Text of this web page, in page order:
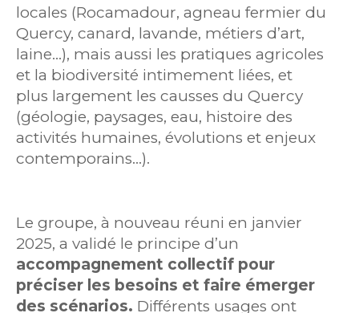
locales (Rocamadour, agneau fermier du
Quercy, canard, lavande, métiers d’art,
laine…), mais aussi les pratiques agricoles
et la biodiversité intimement liées, et
plus largement les causses du Quercy
(géologie, paysages, eau, histoire des
activités humaines, évolutions et enjeux
contemporains…).
Le groupe, à nouveau réuni en janvier
2025, a validé le principe d’un
accompagnement collectif pour
préciser les besoins et faire émerger
des scénarios. Différents usages ont